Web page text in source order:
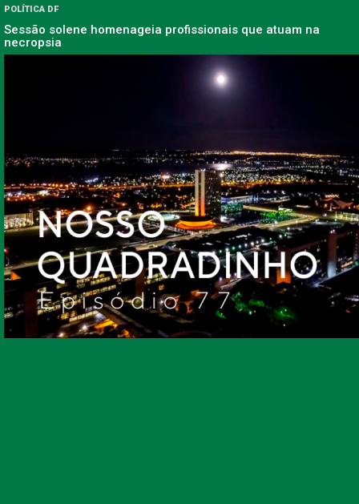
POLÍTICA DF
Sessão solene homenageia profissionais que atuam na
necropsia